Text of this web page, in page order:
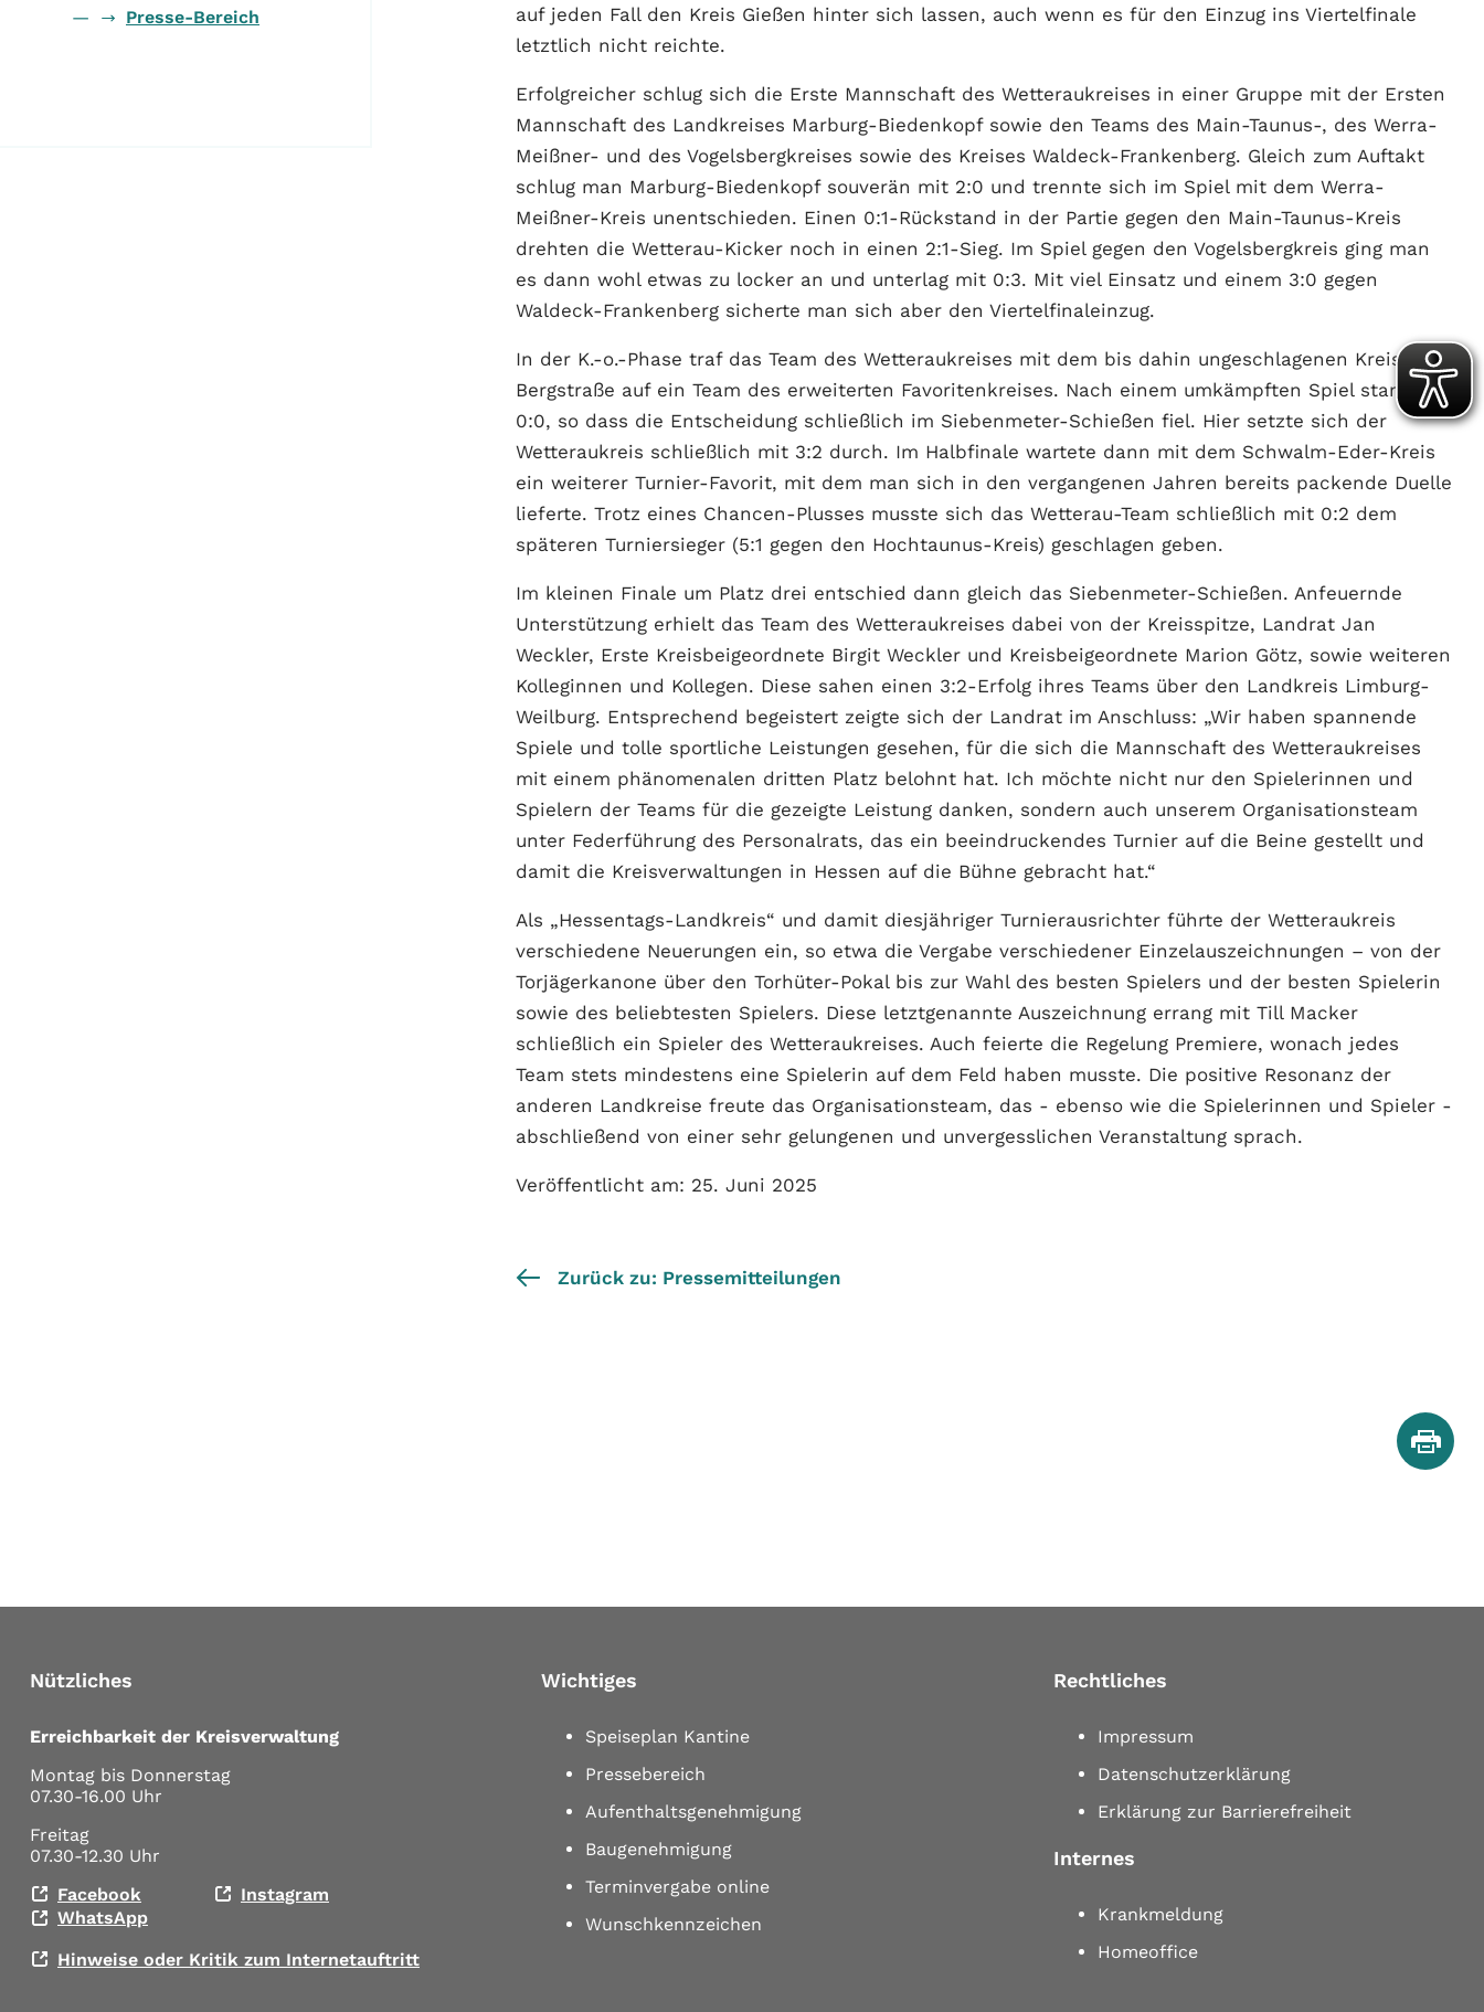
Presse-Bereich
auf jeden Fall den Kreis Gießen hinter sich lassen, auch wenn es für den Einzug ins Viertelfinale
letztlich nicht reichte.
Erfolgreicher schlug sich die Erste Mannschaft des Wetteraukreises in einer Gruppe mit der Ersten
Mannschaft des Landkreises Marburg-Biedenkopf sowie den Teams des Main-Taunus-, des Werra-
Meißner- und des Vogelsbergkreises sowie des Kreises Waldeck-Frankenberg. Gleich zum Auftakt
schlug man Marburg-Biedenkopf souverän mit 2:0 und trennte sich im Spiel mit dem Werra-
Meißner-Kreis unentschieden. Einen 0:1-Rückstand in der Partie gegen den Main-Taunus-Kreis
drehten die Wetterau-Kicker noch in einen 2:1-Sieg. Im Spiel gegen den Vogelsbergkreis ging man
es dann wohl etwas zu locker an und unterlag mit 0:3. Mit viel Einsatz und einem 3:0 gegen
Waldeck-Frankenberg sicherte man sich aber den Viertelfinaleinzug.
In der K.-o.-Phase traf das Team des Wetteraukreises mit dem bis dahin ungeschlagenen Kreis
Bergstraße auf ein Team des erweiterten Favoritenkreises. Nach einem umkämpften Spiel stand es
0:0, so dass die Entscheidung schließlich im Siebenmeter-Schießen fiel. Hier setzte sich der
Wetteraukreis schließlich mit 3:2 durch. Im Halbfinale wartete dann mit dem Schwalm-Eder-Kreis
ein weiterer Turnier-Favorit, mit dem man sich in den vergangenen Jahren bereits packende Duelle
lieferte. Trotz eines Chancen-Plusses musste sich das Wetterau-Team schließlich mit 0:2 dem
späteren Turniersieger (5:1 gegen den Hochtaunus-Kreis) geschlagen geben.
Im kleinen Finale um Platz drei entschied dann gleich das Siebenmeter-Schießen. Anfeuernde
Unterstützung erhielt das Team des Wetteraukreises dabei von der Kreisspitze, Landrat Jan
Weckler, Erste Kreisbeigeordnete Birgit Weckler und Kreisbeigeordnete Marion Götz, sowie weiteren
Kolleginnen und Kollegen. Diese sahen einen 3:2-Erfolg ihres Teams über den Landkreis Limburg-
Weilburg. Entsprechend begeistert zeigte sich der Landrat im Anschluss: „Wir haben spannende
Spiele und tolle sportliche Leistungen gesehen, für die sich die Mannschaft des Wetteraukreises
mit einem phänomenalen dritten Platz belohnt hat. Ich möchte nicht nur den Spielerinnen und
Spielern der Teams für die gezeigte Leistung danken, sondern auch unserem Organisationsteam
unter Federführung des Personalrats, das ein beeindruckendes Turnier auf die Beine gestellt und
damit die Kreisverwaltungen in Hessen auf die Bühne gebracht hat.“
Als „Hessentags-Landkreis“ und damit diesjähriger Turnierausrichter führte der Wetteraukreis
verschiedene Neuerungen ein, so etwa die Vergabe verschiedener Einzelauszeichnungen – von der
Torjägerkanone über den Torhüter-Pokal bis zur Wahl des besten Spielers und der besten Spielerin
sowie des beliebtesten Spielers. Diese letztgenannte Auszeichnung errang mit Till Macker
schließlich ein Spieler des Wetteraukreises. Auch feierte die Regelung Premiere, wonach jedes
Team stets mindestens eine Spielerin auf dem Feld haben musste. Die positive Resonanz der
anderen Landkreise freute das Organisationsteam, das - ebenso wie die Spielerinnen und Spieler -
abschließend von einer sehr gelungenen und unvergesslichen Veranstaltung sprach.
Veröffentlicht am: 25. Juni 2025
Zurück zu: Pressemitteilungen
Nützliches
Erreichbarkeit der Kreisverwaltung
Montag bis Donnerstag
07.30-16.00 Uhr
Freitag
07.30-12.30 Uhr
Facebook
Instagram
WhatsApp
Hinweise oder Kritik zum Internetauftritt
Wichtiges
Speiseplan Kantine
Pressebereich
Aufenthaltsgenehmigung
Baugenehmigung
Terminvergabe online
Wunschkennzeichen
Rechtliches
Impressum
Datenschutzerklärung
Erklärung zur Barrierefreiheit
Internes
Krankmeldung
Homeoffice